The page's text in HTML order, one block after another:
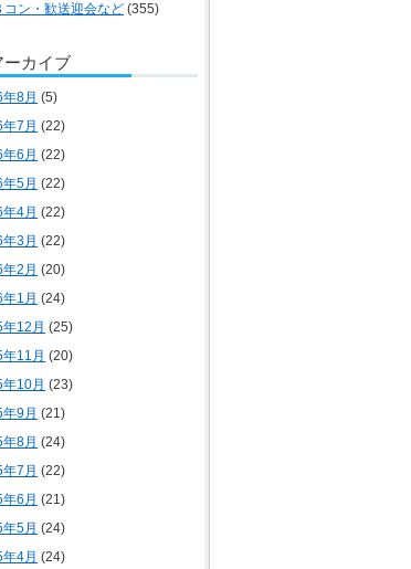
コン・歓送迎会など (355)
ーカイブ
8月 (5)
7月 (22)
6月 (22)
5月 (22)
4月 (22)
3月 (22)
2月 (20)
1月 (24)
12月 (25)
11月 (20)
10月 (23)
9月 (21)
8月 (24)
7月 (22)
6月 (21)
5月 (24)
4月 (24)